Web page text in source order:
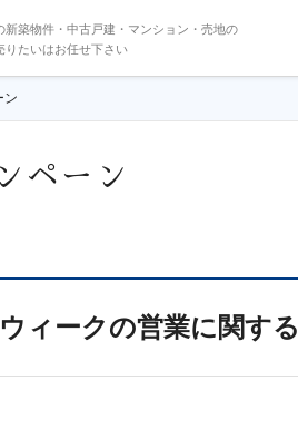
新築物件・中古戸建・マンション・売地の
りたいはお任せ下さい
ン
ペーン
ィークの営業に関す